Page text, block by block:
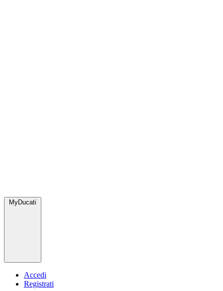
MyDucati
Accedi
Registrati